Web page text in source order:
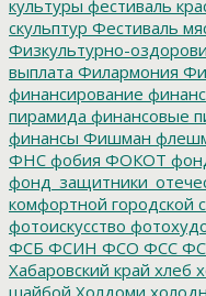
культуры фестиваль
скульптур Фестиваль
Физкультурно-
выплата Филармония
финансирование
пирамида финансовые
финансы Фишман
ФНС фобия ФОКОТ
комфортной городской
фотоискусство
ФСБ ФСИН ФСО ФСС
Хабаровский край хлеб
шайбой Холдоми